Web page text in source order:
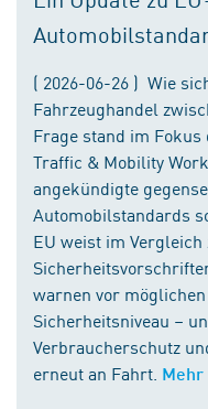
( 2026-06-26 ) Wie
Fahrzeughandel
Frage stand im
Traffic & Mobility
angekündigte
Automobilstandards
EU weist im
warnen vor
Sicherheitsniveau –
Verbraucherschutz
erneut an Fahrt. Mehr